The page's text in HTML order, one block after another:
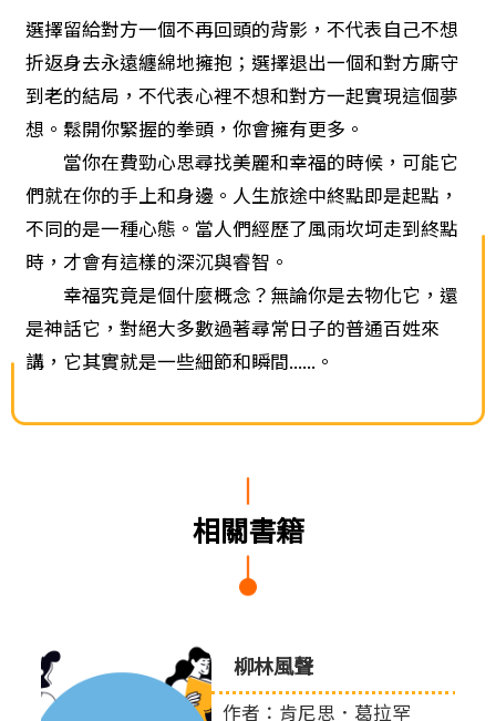
選擇留給對方一個不再回頭的背影，不代表自己不想
折返身去永遠纏綿地擁抱；選擇退出一個和對方廝守
到老的結局，不代表心裡不想和對方一起實現這個夢
想。鬆開你緊握的拳頭，你會擁有更多。
當你在費勁心思尋找美麗和幸福的時候，可能它
們就在你的手上和身邊。人生旅途中終點即是起點，
不同的是一種心態。當人們經歷了風雨坎坷走到終點
時，才會有這樣的深沉與睿智。
幸福究竟是個什麼概念？無論你是去物化它，還
是神話它，對絕大多數過著尋常日子的普通百姓來
講，它其實就是一些細節和瞬間......。
相關書籍
柳林風聲
作者：肯尼思．葛拉罕